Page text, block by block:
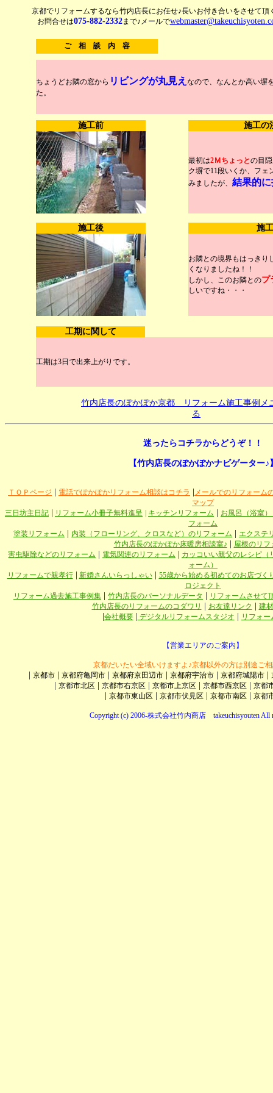
京都でリフォームするなら竹内店長にお任せ♪長いお付き合いをさせて頂
お問合せは075-882-2332まで♪メールで
ご 相 談 内 容
ちょうどお隣の窓から リビングが丸見え なので、なんとか高い塀
た。
施工前 施工の
最初は2Ｍちょっとの目
ク塀で11段いくか、フェ
みましたが、 結果的
施工後 施
お隣との境界もはっきり
くなりましたね！！
しかし、このお隣とのプ
しいですね・・・
工期に関して
工期は3日で出来上がりです。
竹内店長のぽかぽか京都 リフォーム施工事例メ
る
迷ったらコチラからどうぞ！！
【竹内店長のぽかぽかナビゲーター♪
ＴＯＰページ 電話でぽかぽかリフォーム相談はコチラ
メールでのリフォーム
マップ
三日坊主日記
リフォーム小冊子無料進呈 キッチンリフォーム
お風呂（浴室
フォーム
塗装リフォーム
内装（フローリング、クロスなど）のリフォーム
エクステ
竹内店長のぽかぽか床暖房相談室♪
屋根のリフ
害虫駆除などのリフォーム
電気関連のリフォーム
カッコいい親父のレシピ（
ォーム）
リフォームで親孝行| 新婚さんいらっしゃい| 55歳から始める初めてのお店づく
ロジェクト
リフォーム過去施工事例集
竹内店長のパーソナルデータ
リフォームさせて
竹内店長のリフォームのコダワリ
お友達リンク 建
会社概要| デジタルリフォームスタジオ リフォー
【営業エリアのご案内】
京都だいたい全域いけますよ♪京都以外の方は別途ご
京都市 京都府亀岡市 京都府京田辺市 京都府宇治市 京都府城陽市
京都市北区| 京都市右京区| 京都市上京区| 京都市西京区| 京都
京都市東山区| 京都市伏見区| 京都市南区| 京都
Copyright (c) 2006-株式会社竹内商店 takeuchisyouten All